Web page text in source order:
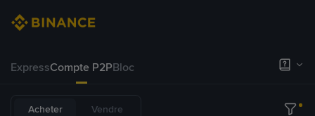
ExpressCompte P2PBloc
Acheter Vendre